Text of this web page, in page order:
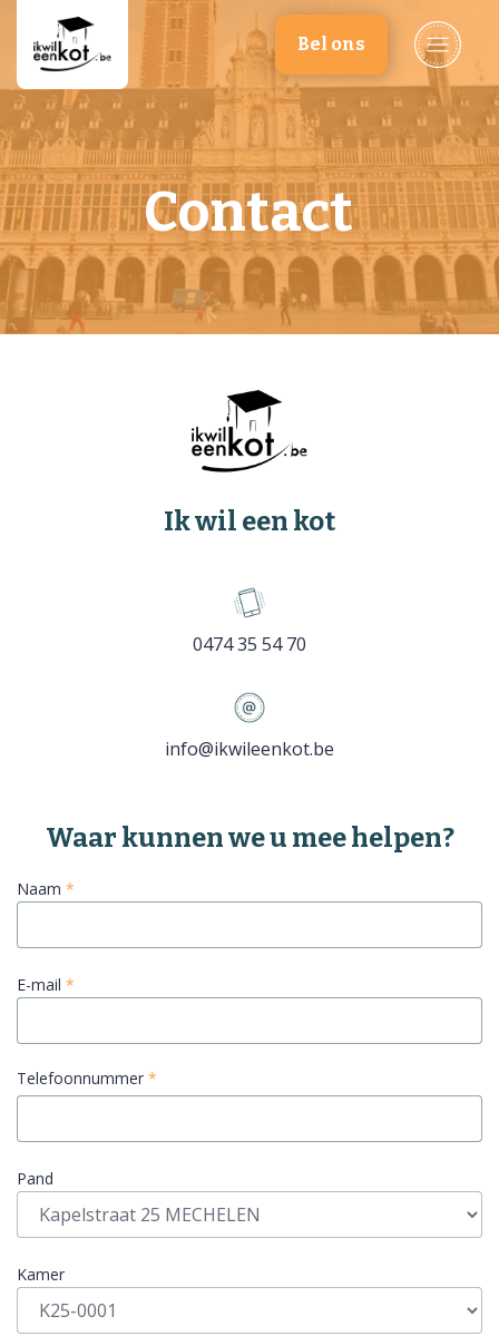
Overslaan en naar de inhoud gaan
Bel ons
Contact
Ik wil een kot
0474 35 54 70
info@ikwileenkot.be
Naam *
E-mail *
Telefoonnummer *
Pand
Kamer